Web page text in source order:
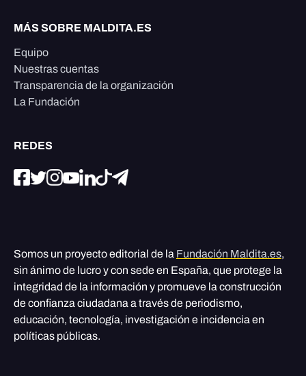
MÁS SOBRE MALDITA.ES
Equipo
Nuestras cuentas
Transparencia de la organización
La Fundación
REDES
Somos un proyecto editorial de la Fundación Maldita.es,
sin ánimo de lucro y con sede en España, que protege la
integridad de la información y promueve la construcción
de confianza ciudadana a través de periodismo,
educación, tecnología, investigación e incidencia en
políticas públicas.